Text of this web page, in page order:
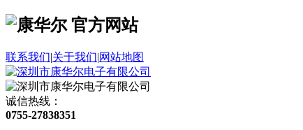
联系我们|关于我们|网站地图
诚信热线：
0755-27838351